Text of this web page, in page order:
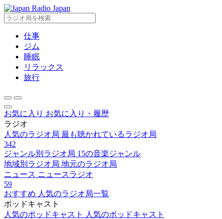
Radio Japan
仕事
ジム
睡眠
リラックス
旅行
お気に入り お気に入り・履歴
ラジオ
人気のラジオ局 最も聴かれているラジオ局
342
ジャンル別ラジオ局 15の音楽ジャンル
地域別ラジオ局 地元のラジオ局
ニュース ニュースラジオ
59
おすすめ 人気のラジオ局一覧
ポッドキャスト
人気のポッドキャスト
人気のポッドキャスト